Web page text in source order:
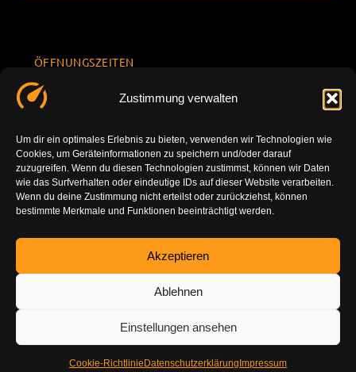
Zustimmung verwalten
Um dir ein optimales Erlebnis zu bieten, verwenden wir Technologien wie
Cookies, um Geräteinformationen zu speichern und/oder darauf
zuzugreifen. Wenn du diesen Technologien zustimmst, können wir Daten
wie das Surfverhalten oder eindeutige IDs auf dieser Website verarbeiten.
Wenn du deine Zustimmung nicht erteilst oder zurückziehst, können
bestimmte Merkmale und Funktionen beeinträchtigt werden.
Akzeptieren
Ablehnen
Einstellungen ansehen
Cookie-Richtlinie Datenschutzerklärung Impressum
ÖFFNUNGSZEITEN
Sa. 10.00 -
14.00
So.
geschlossen
INFORMATION
7777801
info@tuning-
vor-ort.com
DE-86179
g
Impressu
m